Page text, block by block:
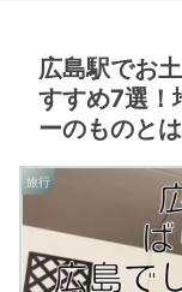
広島駅でお
すすめ7選！
ーのものとは
旅行